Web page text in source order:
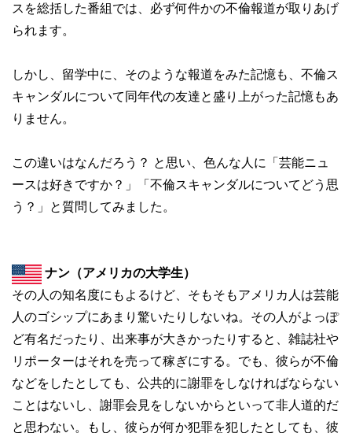
スを総括した番組では、必ず何件かの不倫報道が取りあげ
られます。
しかし、留学中に、そのような報道をみた記憶も、不倫ス
キャンダルについて同年代の友達と盛り上がった記憶もあ
りません。
この違いはなんだろう？ と思い、色んな人に「芸能ニュ
ースは好きですか？」「不倫スキャンダルについてどう思
う？」と質問してみました。
ナン（アメリカの大学生）
その人の知名度にもよるけど、そもそもアメリカ人は芸能
人のゴシップにあまり驚いたりしないね。その人がよっぽ
ど有名だったり、出来事が大きかったりすると、雑誌社や
リポーターはそれを売って稼ぎにする。でも、彼らが不倫
などをしたとしても、公共的に謝罪をしなければならない
ことはないし、謝罪会見をしないからといって非人道的だ
と思わない。もし、彼らが何か犯罪を犯したとしても、彼